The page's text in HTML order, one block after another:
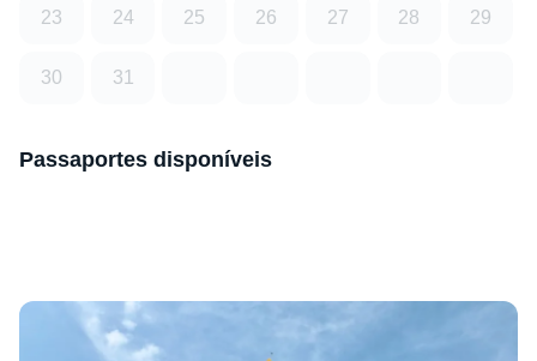
23 24 25 26 27 28 29
30 31
Passaportes disponíveis